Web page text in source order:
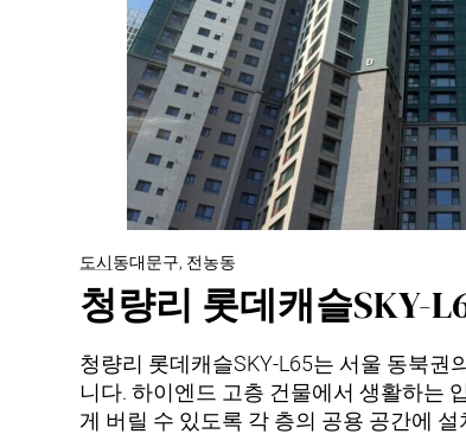
도시동대문구, 전농동
청량리 롯데캐슬SKY-
청량리 롯데캐슬SKY-L65는 서울 동북권
니다. 하이엔드 고층 건물에서 생활하는
게 버릴 수 있도록 각 층의 공용 공간에